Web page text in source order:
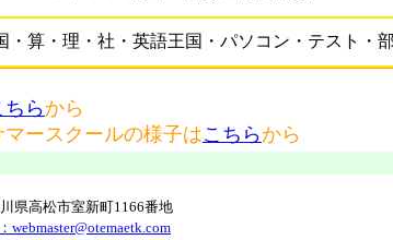
・算・理・社・英語王国・パソコン・テスト・
ちらから
クールの様子はこちらから
県高松市室新町1166番地
webmaster@otemaetk.com